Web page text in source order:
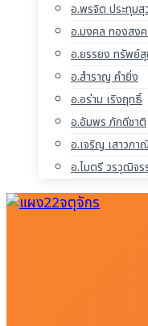
อ.พรจิต ประทุม
อ.มงคล ทองสงค
อ.ยรรยง ทรัพย์สุ
อ.สำราญ คำยิ่ง
อ.อร่าม เริงฤทธิ์
อ.อัมพร ภักดีชาติ
อ.เจริญ เสาวภา
อ.ไมตรี วรวุฒิจร